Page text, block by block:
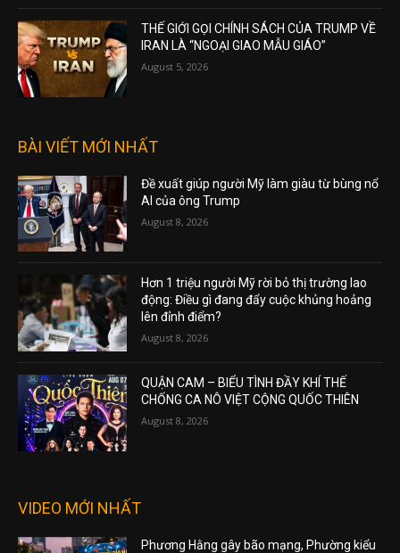
THẾ GIỚI GỌI CHÍNH SÁCH CỦA TRUMP VỀ
IRAN LÀ “NGOẠI GIAO MẪU GIÁO”
August 5, 2026
BÀI VIẾT MỚI NHẤT
Đề xuất giúp người Mỹ làm giàu từ bùng nổ
AI của ông Trump
August 8, 2026
Hơn 1 triệu người Mỹ rời bỏ thị trường lao
động: Điều gì đang đẩy cuộc khủng hoảng
lên đỉnh điểm?
August 8, 2026
QUẬN CAM – BIỂU TÌNH ĐẦY KHÍ THẾ
CHỐNG CA NÔ VIỆT CỘNG QUỐC THIÊN
August 8, 2026
VIDEO MỚI NHẤT
Phương Hằng gây bão mạng, Phường kiểu